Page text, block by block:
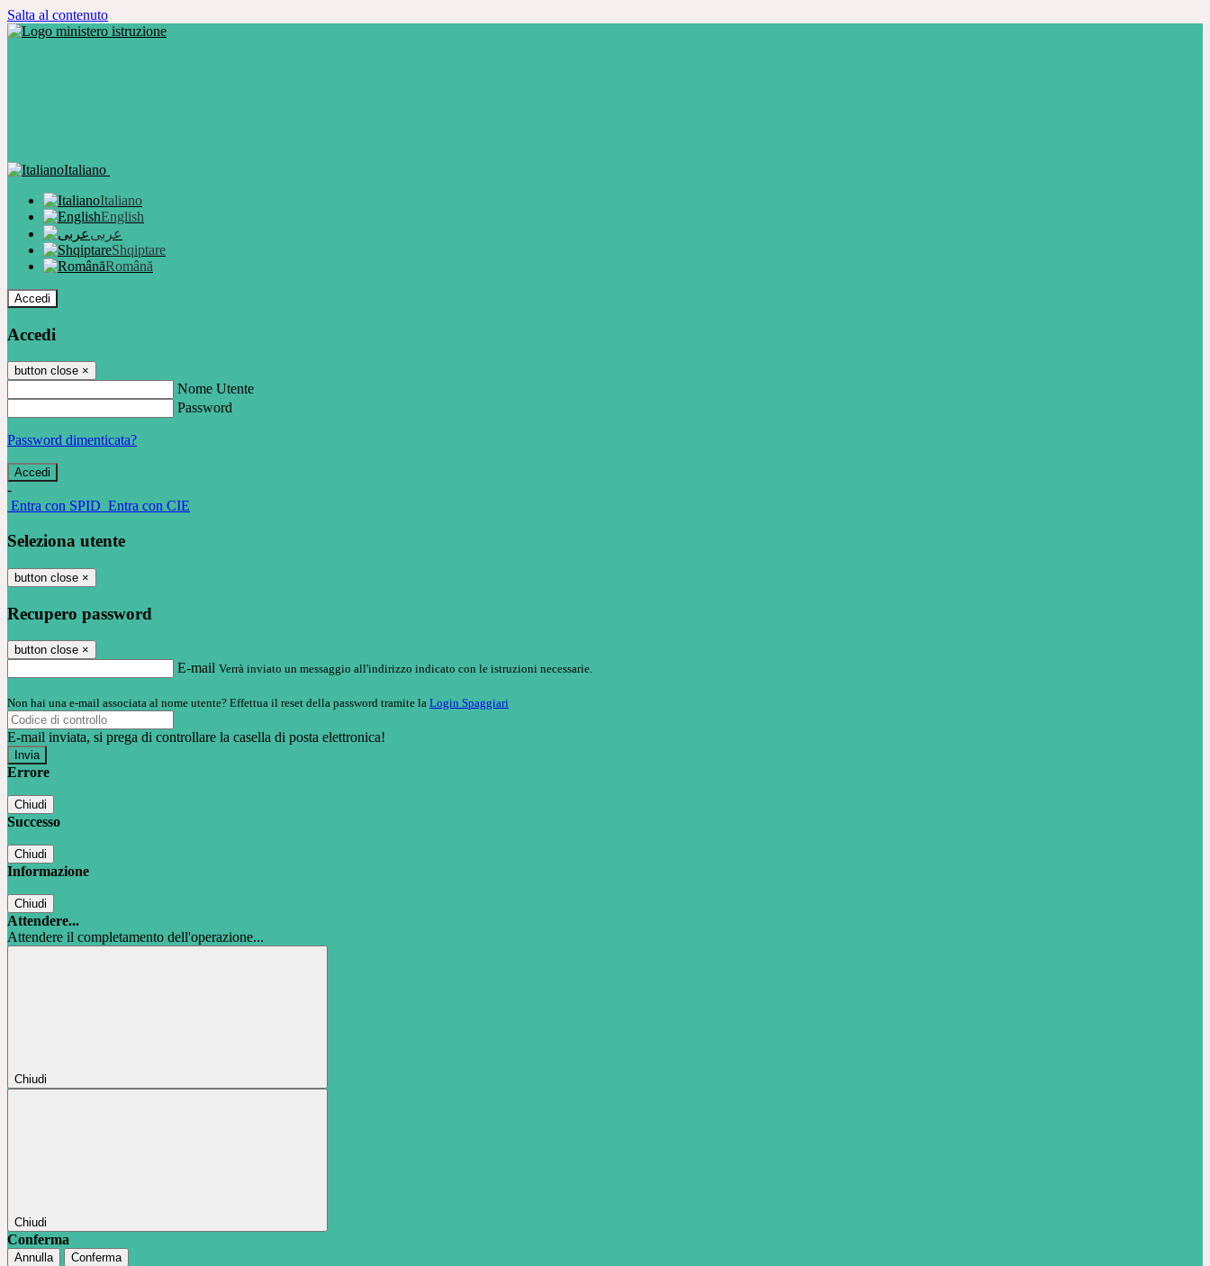
Salta al contenuto
Italiano
Italiano
English
عربى
Shqiptare
Română
Accedi
Accedi
button close ×
Nome Utente
Password
Password dimenticata?
-
Entra con SPID Entra con CIE
Seleziona utente
button close ×
Recupero password
button close ×
E-mail Verrà inviato un messaggio all'indirizzo indicato con le istruzioni necessarie.
Non hai una e-mail associata al nome utente? Effettua il reset della password tramite la Login Spaggiari
E-mail inviata, si prega di controllare la casella di posta elettronica!
Errore
Chiudi
Successo
Chiudi
Informazione
Chiudi
Attendere...
Attendere il completamento dell'operazione...
Chiudi
Chiudi
Conferma
Annulla Conferma